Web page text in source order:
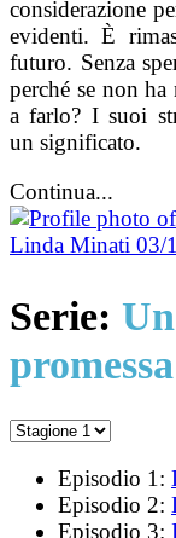
considerazione
evidenti.È
futuro. Senza
perché se non
a farlo? I suoi
un significato.
Continua...
Linda Minati 03/
Serie:
promessa
Episodio 1:
Episodio 2:
Episodio 3: